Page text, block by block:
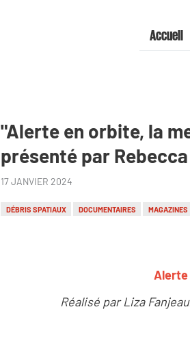
Accueil
"Alerte en orbite, la
présenté par
17 JANVIER 2024
DÉBRIS SPATIAUX DOCUMENTAIRES MAGAZINES
Réalisé par Liza